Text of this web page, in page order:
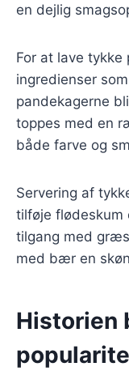
en dejlig
For at lave
ingredienser
pandekagerne
toppes med en
både farve og
Servering af
tilføje flødeskum
tilgang med
med bær en
Historien